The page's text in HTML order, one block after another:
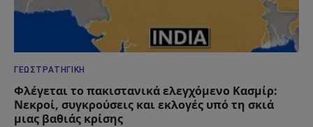
ΓΕΩΣΤΡΑΤΗΓΙΚΉ
Φλέγεται το πακιστανικά ελεγχόμενο Κασμίρ:
Νεκροί, συγκρούσεις και εκλογές υπό τη σκιά
μιας βαθιάς κρίσης